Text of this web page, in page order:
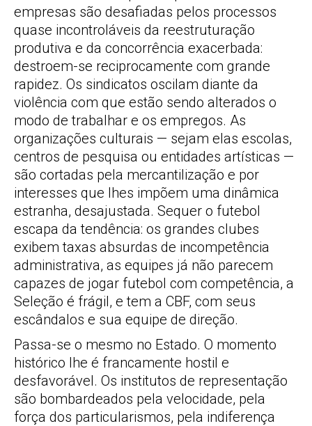
empresas são desafiadas pelos processos
quase incontroláveis da reestruturação
produtiva e da concorrência exacerbada:
destroem-se reciprocamente com grande
rapidez. Os sindicatos oscilam diante da
violência com que estão sendo alterados o
modo de trabalhar e os empregos. As
organizações culturais — sejam elas escolas,
centros de pesquisa ou entidades artísticas —
são cortadas pela mercantilização e por
interesses que lhes impõem uma dinâmica
estranha, desajustada. Sequer o futebol
escapa da tendência: os grandes clubes
exibem taxas absurdas de incompetência
administrativa, as equipes já não parecem
capazes de jogar futebol com competência, a
Seleção é frágil, e tem a CBF, com seus
escândalos e sua equipe de direção.
Passa-se o mesmo no Estado. O momento
histórico lhe é francamente hostil e
desfavorável. Os institutos de representação
são bombardeados pela velocidade, pela
força dos particularismos, pela indiferença